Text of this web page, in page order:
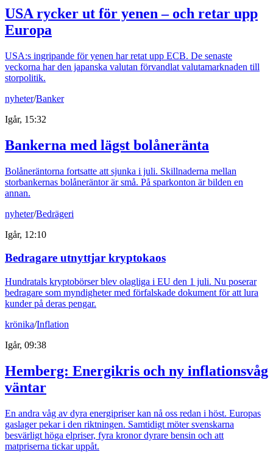
USA rycker ut för yenen – och retar upp
Europa
USA:s ingripande för yenen har retat upp ECB. De senaste
veckorna har den japanska valutan förvandlat valutamarknaden till
storpolitik.
nyheter/Banker
Igår, 15:32
Bankerna med lägst bolåneränta
Bolåneräntorna fortsatte att sjunka i juli. Skillnaderna mellan
storbankernas bolåneräntor är små. På sparkonton är bilden en
annan.
nyheter/Bedrägeri
Igår, 12:10
Bedragare utnyttjar kryptokaos
Hundratals kryptobörser blev olagliga i EU den 1 juli. Nu poserar
bedragare som myndigheter med förfalskade dokument för att lura
kunder på deras pengar.
krönika/Inflation
Igår, 09:38
Hemberg: Energikris och ny inflationsvåg
väntar
En andra våg av dyra energipriser kan nå oss redan i höst. Europas
gaslager pekar i den riktningen. Samtidigt möter svenskarna
besvärligt höga elpriser, fyra kronor dyrare bensin och att
matpriserna tickar uppåt.